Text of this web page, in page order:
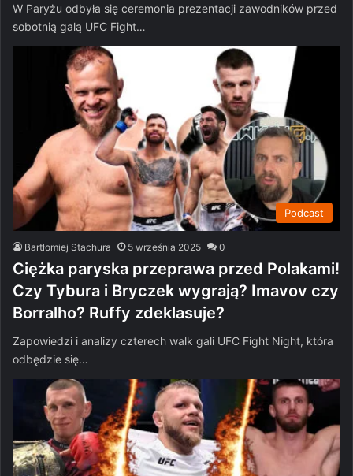
W Paryżu odbyła się ceremonia prezentacji zawodników przed
sobotnią galą UFC Fight…
Podcast
Bartłomiej Stachura 5 września 2025 0
Ciężka paryska przeprawa przed Polakami!
Czy Tybura i Bryczek wygrają? Imavov czy
Borralho? Ruffy zdeklasuje?
Zapowiedzi i analizy czterech walk gali UFC Fight Night, która
odbędzie się…